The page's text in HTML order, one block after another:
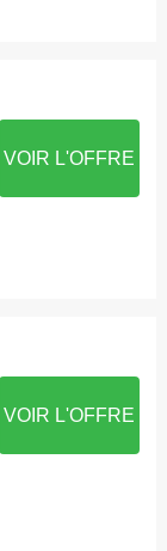
VOIR L'OFFRE
VOIR L'OFFRE